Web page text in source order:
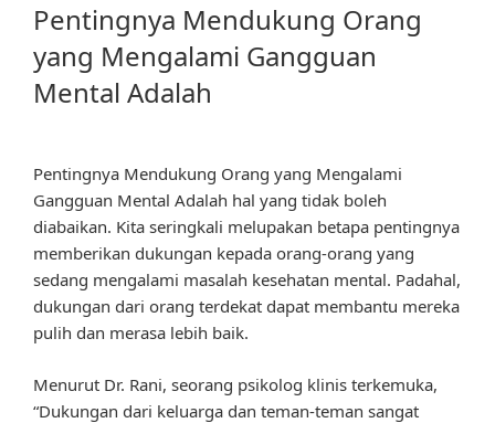
Pentingnya Mendukung Orang
yang Mengalami Gangguan
Mental Adalah
Pentingnya Mendukung Orang yang Mengalami
Gangguan Mental Adalah hal yang tidak boleh
diabaikan. Kita seringkali melupakan betapa pentingnya
memberikan dukungan kepada orang-orang yang
sedang mengalami masalah kesehatan mental. Padahal,
dukungan dari orang terdekat dapat membantu mereka
pulih dan merasa lebih baik.
Menurut Dr. Rani, seorang psikolog klinis terkemuka,
“Dukungan dari keluarga dan teman-teman sangat